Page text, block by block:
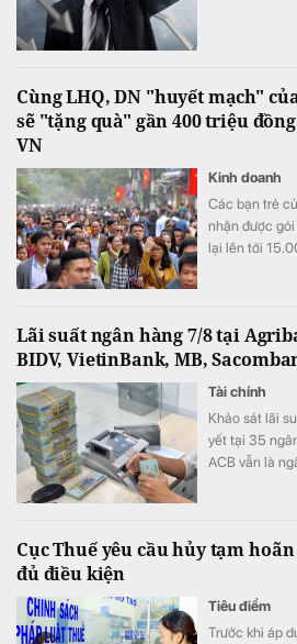
Cùng LHQ, DN "huyết mạch"
sẽ "tặng quà" gần 400 triệu
VN
Kinh doanh
Các bạn trẻ
nhận được
lại lên tới
Lãi suất ngân hàng 7/8 tại
BIDV, VietinBank, MB,
Tài chính
Khảo sát lãi
yết tại 35
ACB vẫn là
Cục Thuế yêu cầu hủy tạm
đủ điều kiện
Tiêu điểm
Trước khi áp